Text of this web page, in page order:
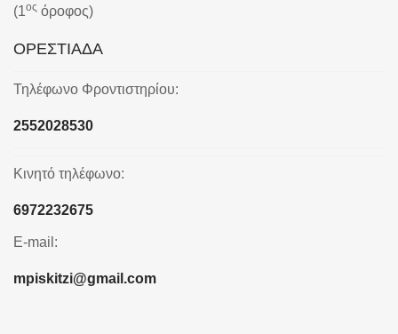
(1ος όροφος)
ΟΡΕΣΤΙΑΔΑ
Τηλέφωνο Φροντιστηρίου:
2552028530
Κινητό τηλέφωνο:
6972232675
E-mail:
mpiskitzi@gmail.com